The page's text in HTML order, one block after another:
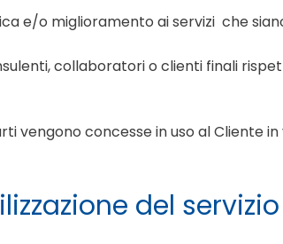
e/o miglioramento ai servizi che
collaboratori o clienti finali
vengono concesse in uso al Cliente
del servizio